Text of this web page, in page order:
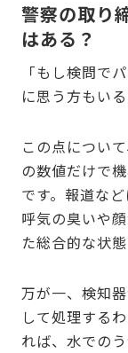
警察の取り
はある？
「もし検問で
に思う方もい
この点につい
の数値だけで
です。報道な
呼気の臭いや
た総合的な状
万が一、検知
して処理する
れば、水での